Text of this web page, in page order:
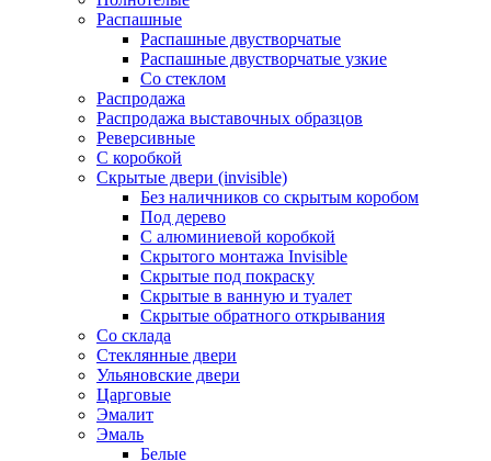
Распашные
Распашные двустворчатые
Распашные двустворчатые узкие
Со стеклом
Распродажа
Распродажа выставочных образцов
Реверсивные
С коробкой
Скрытые двери (invisible)
Без наличников со скрытым коробом
Под дерево
С алюминиевой коробкой
Скрытого монтажа Invisible
Скрытые под покраску
Скрытые в ванную и туалет
Скрытые обратного открывания
Со склада
Стеклянные двери
Ульяновские двери
Царговые
Эмалит
Эмаль
Белые